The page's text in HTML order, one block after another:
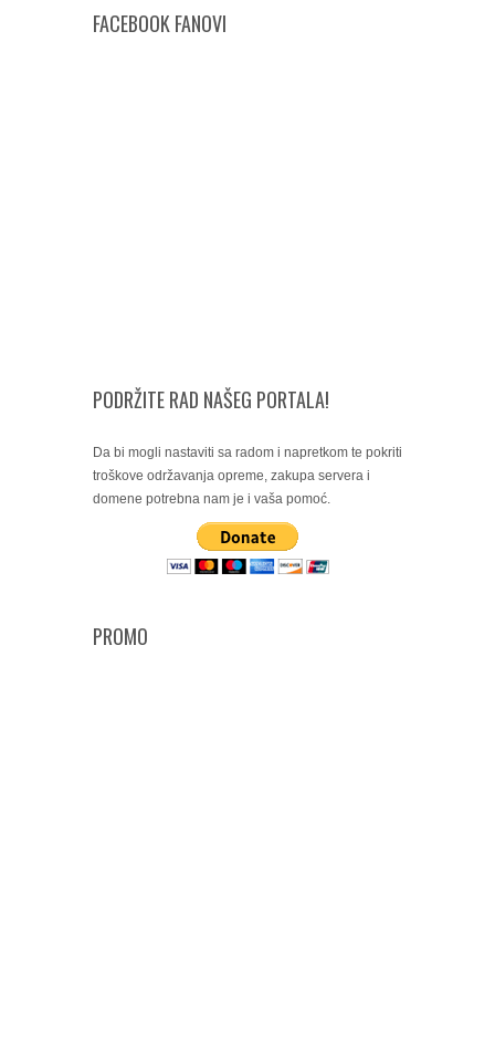
FACEBOOK FANOVI
PODRŽITE RAD NAŠEG PORTALA!
Da bi mogli nastaviti sa radom i napretkom te pokriti
troškove održavanja opreme, zakupa servera i
domene potrebna nam je i vaša pomoć.
PROMO